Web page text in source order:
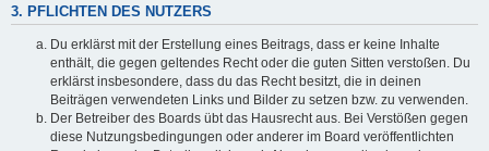
3. PFLICHTEN DES NUTZERS
Du erklärst mit der Erstellung eines Beitrags, dass er keine Inhalte
enthält, die gegen geltendes Recht oder die guten Sitten verstoßen. Du
erklärst insbesondere, dass du das Recht besitzt, die in deinen
Beiträgen verwendeten Links und Bilder zu setzen bzw. zu verwenden.
Der Betreiber des Boards übt das Hausrecht aus. Bei Verstößen gegen
diese Nutzungsbedingungen oder anderer im Board veröffentlichten